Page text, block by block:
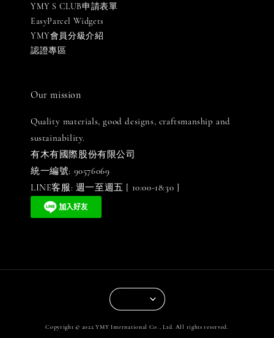
YMY S CLUB申請表單
EasyParcel Widgets
YMY會員分級介紹
認證專區
Our mission
Quality materials, good designs, craftsmanship and
sustainability.
有木有國際股份有限公司
統一編號: 90576069
LINE客服: 週一至週五 [ 10:00-18:30 ]
Copyright © 2022 YMY International Co., Ltd. All rights reserved.